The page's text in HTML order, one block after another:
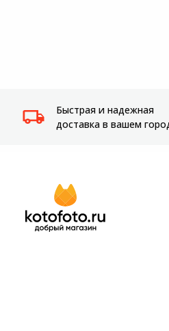
Быстрая и надежная
доставка в вашем